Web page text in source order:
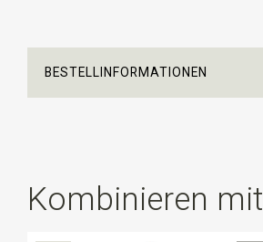
BESTELLINFORMATIONEN
Kombinieren mit